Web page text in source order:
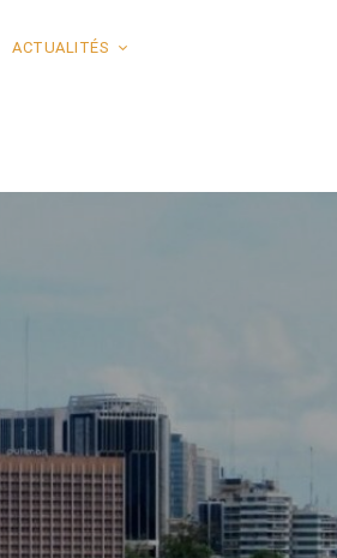
ACTUALITÉS